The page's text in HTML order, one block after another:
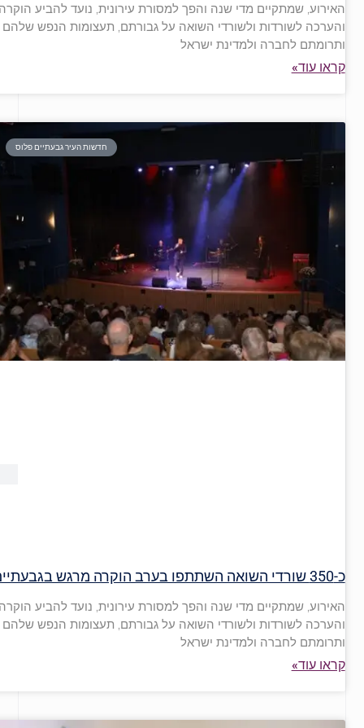
האירוע, שמתקיים מדי שנה והפך למסורת עירונית, נועד להביע
והערכה לשורדות ולשורדי השואה על גבורתם, תעצומות הנפש שלהם
ותרומתם לחברה ולמדינת ישראל
קראו עוד»
חדשות העיר גבעתיים פלוס
כ-350 שורדי השואה השתתפו בערב הוקרה מרגש בגבעתיים
האירוע, שמתקיים מדי שנה והפך למסורת עירונית, נועד להביע
והערכה לשורדות ולשורדי השואה על גבורתם, תעצומות הנפש שלהם
ותרומתם לחברה ולמדינת ישראל
קראו עוד»